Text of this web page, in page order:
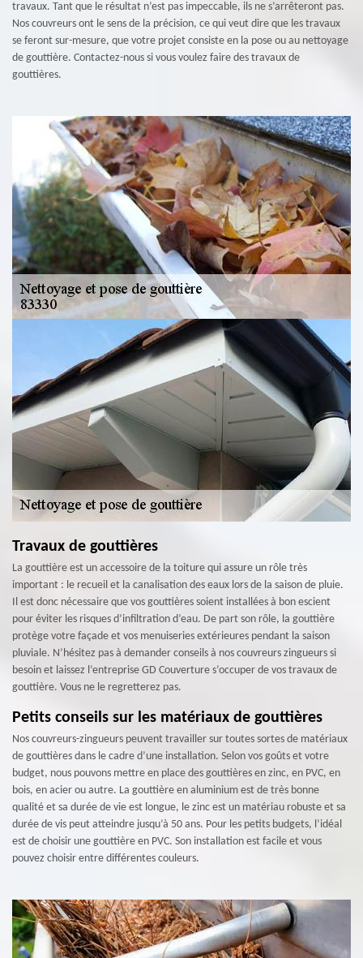
travaux. Tant que le résultat n’est pas impeccable, ils ne s’arrêteront pas.
Nos couvreurs ont le sens de la précision, ce qui veut dire que les travaux
se feront sur-mesure, que votre projet consiste en la pose ou au nettoyage
de gouttière. Contactez-nous si vous voulez faire des travaux de
gouttières.
Travaux de gouttières
La gouttière est un accessoire de la toiture qui assure un rôle très
important : le recueil et la canalisation des eaux lors de la saison de pluie.
Il est donc nécessaire que vos gouttières soient installées à bon escient
pour éviter les risques d’infiltration d’eau. De part son rôle, la gouttière
protège votre façade et vos menuiseries extérieures pendant la saison
pluviale. N’hésitez pas à demander conseils à nos couvreurs zingueurs si
besoin et laissez l’entreprise GD Couverture s’occuper de vos travaux de
gouttière. Vous ne le regretterez pas.
Petits conseils sur les matériaux de gouttières
Nos couvreurs-zingueurs peuvent travailler sur toutes sortes de matériaux
de gouttières dans le cadre d’une installation. Selon vos goûts et votre
budget, nous pouvons mettre en place des gouttières en zinc, en PVC, en
bois, en acier ou autre. La gouttière en aluminium est de très bonne
qualité et sa durée de vie est longue, le zinc est un matériau robuste et sa
durée de vis peut atteindre jusqu’à 50 ans. Pour les petits budgets, l’idéal
est de choisir une gouttière en PVC. Son installation est facile et vous
pouvez choisir entre différentes couleurs.